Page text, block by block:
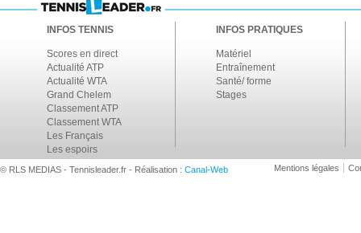
INFOS TENNIS
Scores en direct
Actualité ATP
Actualité WTA
Grand Chelem
Classement ATP
Classement WTA
Les Français
Les espoirs
INFOS PRATIQUES
Matériel
Entraînement
Santé/ forme
Stages
© RLS MEDIAS - Tennisleader.fr - Réalisation : Canal-Web Mentions légales